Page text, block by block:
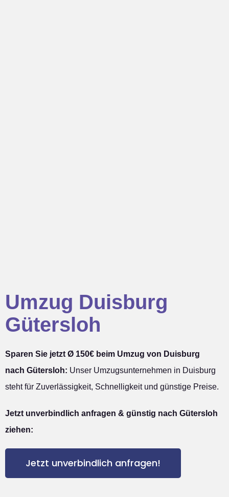
Umzug Duisburg
Gütersloh
Sparen Sie jetzt Ø 150€ beim Umzug von Duisburg
nach Gütersloh: Unser Umzugsunternehmen in Duisburg
steht für Zuverlässigkeit, Schnelligkeit und günstige Preise.
Jetzt unverbindlich anfragen & günstig nach Gütersloh
ziehen:
Jetzt unverbindlich anfragen!